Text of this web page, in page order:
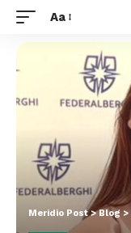
Aa
Meridio Post>Blog >